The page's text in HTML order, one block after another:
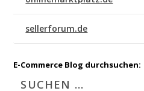
sellerforum.de
E-Commerce Blog durchsuchen: